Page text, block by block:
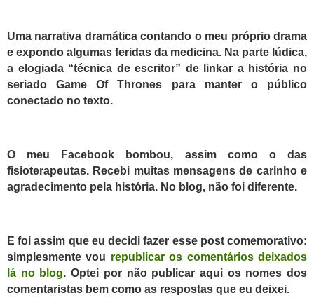
Uma narrativa dramática contando o meu próprio drama
e expondo algumas feridas da medicina. Na parte lúdica,
a elogiada “técnica de escritor” de linkar a história no
seriado Game Of Thrones para manter o público
conectado no texto.
O meu Facebook bombou, assim como o das
fisioterapeutas. Recebi muitas mensagens de carinho e
agradecimento pela história. No blog, não foi diferente.
Efoi assim que eu decidi fazer esse post comemorativo:
simplesmente vou republicar os comentários deixados
lá no blog.Optei por não publicar aqui os nomes dos
comentaristas bem como as respostas que eu deixei.